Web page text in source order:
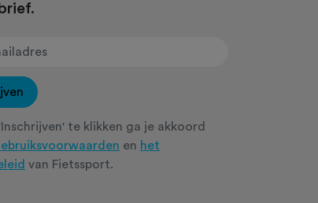
te klikken ga je akkoord
en het
van Fietssport.